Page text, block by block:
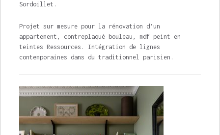
Sordoillet.
Projet sur mesure pour la rénovation d’un
appartement, contreplaqué bouleau, mdf peint en
teintes Ressources. Intégration de lignes
contemporaines dans du traditionnel parisien.